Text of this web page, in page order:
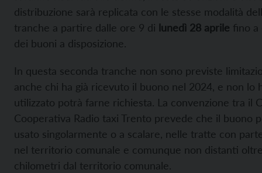
distribuzione sarà replicata con le stesse modalità
tranche a partire dalle ore 9 di lunedì 28 aprile fino a
dei buoni a disposizione.
In questa seconda tranche non sono previste
anche chi ha già ricevuto il buono nel 2024, e non lo
utilizzato potrà farne richiesta. La convenzione tra il
Cooperativa Radio taxi Trento prevede che il buono
usato singolarmente o a scalare, nelle tratte con
nel territorio comunale e comunque non distanti
chilometri dal territorio comunale.